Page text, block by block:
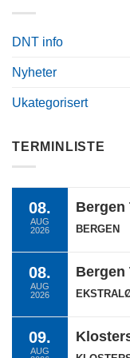
DNT info
Nyheter
Ukategorisert
TERMINLISTE
08.
AUG
2026
Bergen
BERGEN
08.
AUG
2026
Bergen
09.
AUG